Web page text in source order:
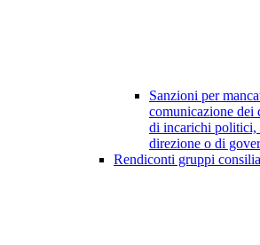
Sanzioni per
comunicazione dei
di incarichi politici,
direzione o di
Rendiconti gruppi